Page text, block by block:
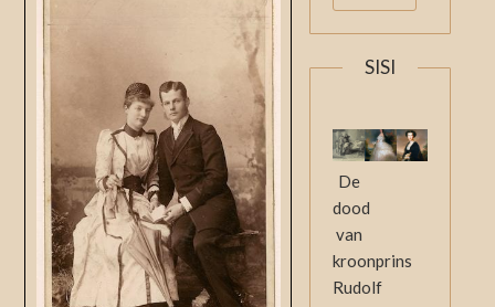
SISI
De
dood
van
kroonprins
Rudolf